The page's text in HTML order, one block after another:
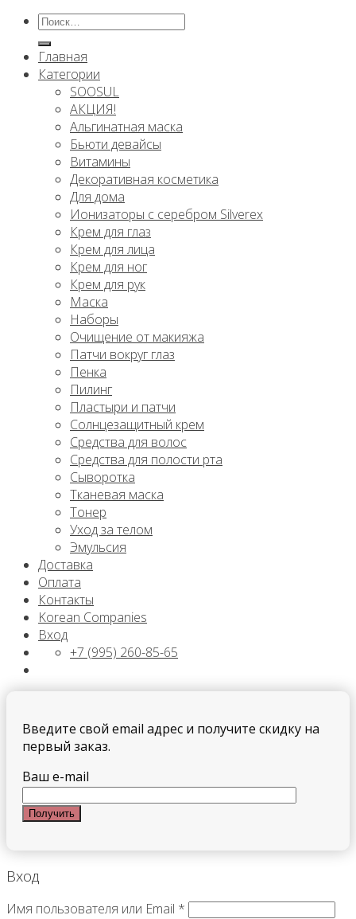
Искать:
Главная
Категории
SOOSUL
АКЦИЯ!
Альгинатная маска
Бьюти девайсы
Витамины
Декоративная косметика
Для дома
Ионизаторы с серебром Silverex
Крем для глаз
Крем для лица
Крем для ног
Крем для рук
Маска
Наборы
Очищение от макияжа
Патчи вокруг глаз
Пенка
Пилинг
Пластыри и патчи
Солнцезащитный крем
Средства для волос
Средства для полости рта
Сыворотка
Тканевая маска
Тонер
Уход за телом
Эмульсия
Доставка
Оплата
Контакты
Korean Companies
Вход
+7 (995) 260-85-65
Введите свой email адрес и получите скидку на
первый заказ.
Ваш e-mail
Вход
Имя пользователя или Email *